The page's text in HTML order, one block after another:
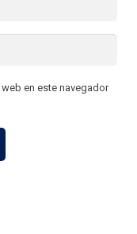
en este navegador